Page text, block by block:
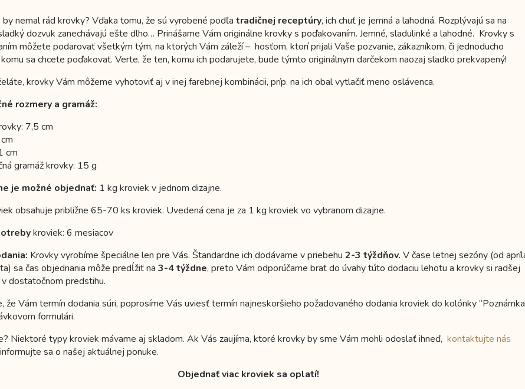
by nemal rád krovky? Vďaka tomu, že sú vyrobené podľatradičnej receptúry, ich chuť je jemná a lahodná. Rozplývajú sa na
dozvuk zanechávajú ešte dlho… Prinášame Vám originálne krovky s poďakovaním. Jemné, sladulinké a lahodné. Krovky s
môžete podarovať všetkým tým, na ktorých Vám záleží – hosťom, ktorí prijali Vaše pozvanie, zákazníkom, či jednoducho
sa chcete poďakovať. Verte, že ten, komu ich podarujete, bude týmto originálnym darčekom naozaj sladko prekvapený!
krovky Vám môžeme vyhotoviť aj v inej farebnej kombinácii, príp. na ich obal vytlačiť meno oslávenca.
rozmery a gramáž:
7,5 cm
cm
gramáž krovky: 15 g
je možné objednať: 1 kg kroviek v jednom dizajne.
obsahuje približne 65-70 ks kroviek. Uvedená cena je za 1 kg kroviek vo vybranom dizajne.
kroviek: 6 mesiacov
Krovky vyrobíme špeciálne len pre Vás. Štandardne ich dodávame v priebehu2-3 týždňov. V čase letnej sezóny (od
sa čas objednania môže predĺžiť na3-4 týždne, preto Vám odporúčame brať do úvahy túto dodaciu lehotu a krovky si radšej
dostatočnom predstihu.
že Vám termín dodania súri, poprosíme Vás uviesť termín najneskoršieho požadovaného dodania kroviek do kolónky
formulári.
Niektoré typy kroviek mávame aj skladom. Ak Vás zaujíma, ktoré krovky by sme Vám mohli odoslať ihneď,kontaktujte nás
sa o našej aktuálnej ponuke.
Objednať viac kroviek sa oplatí!